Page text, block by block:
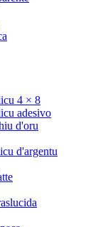
4 × 8
adesivo
d'oru
d'argentu